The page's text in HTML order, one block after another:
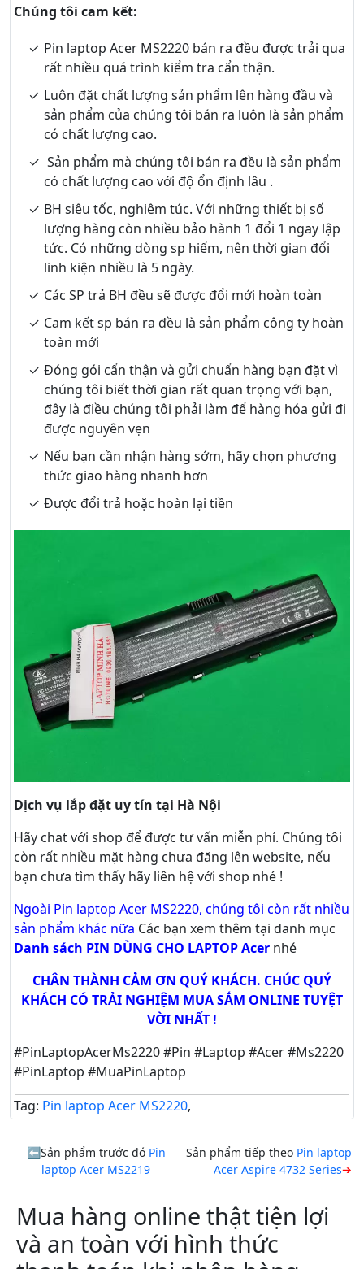
Chúng tôi cam kết:
Pin laptop Acer MS2220 bán ra đều được trải qua
rất nhiều quá trình kiểm tra cẩn thận.
Luôn đặt chất lượng sản phẩm lên hàng đầu và
sản phẩm của chúng tôi bán ra luôn là sản phẩm
có chất lượng cao.
Sản phẩm mà chúng tôi bán ra đều là sản phẩm
có chất lượng cao với độ ổn định lâu .
BH siêu tốc, nghiêm túc. Với những thiết bị số
lượng hàng còn nhiều bảo hành 1 đổi 1 ngay lập
tức. Có những dòng sp hiếm, nên thời gian đổi
linh kiện nhiều là 5 ngày.
Các SP trả BH đều sẽ được đổi mới hoàn toàn
Cam kết sp bán ra đều là sản phẩm công ty hoàn
toàn mới
Đóng gói cẩn thận và gửi chuẩn hàng bạn đặt vì
chúng tôi biết thời gian rất quan trọng với bạn,
đây là điều chúng tôi phải làm để hàng hóa gửi đi
được nguyên vẹn
Nếu bạn cần nhận hàng sớm, hãy chọn phương
thức giao hàng nhanh hơn
Được đổi trả hoặc hoàn lại tiền
Dịch vụ lắp đặt uy tín tại Hà Nội
Hãy chatvới shop để được tư vấn miễn phí. Chúng tôi
còn rất nhiều mặt hàng chưa đăng lên website, nếu
bạn chưa tìm thấy hãy liên hệ với shop nhé !
Ngoài Pin laptop Acer MS2220, chúng tôi còn rất nhiều
sản phẩm khác nữa Các bạn xem thêm tại danh mục
Danh sách PIN DÙNG CHO LAPTOP Acer nhé
CHÂN THÀNH CẢM ƠN QUÝ KHÁCH. CHÚC QUÝ
KHÁCH CÓ TRẢI NGHIỆM MUA SẮM ONLINE TUYỆT
VỜI NHẤT !
#PinLaptopAcerMs2220 #Pin #Laptop #Acer #Ms2220
#PinLaptop #MuaPinLaptop
Tag: Pin laptop Acer MS2220,
Sản phẩm trước đó Pin
laptop Acer MS2219
Sản phẩm tiếp theo Pin laptop
Acer Aspire 4732 Series
Mua hàng online thật tiện lợi
và an toàn với hình thức